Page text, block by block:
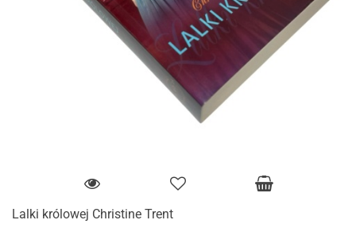
Lalki królowej Christine Trent